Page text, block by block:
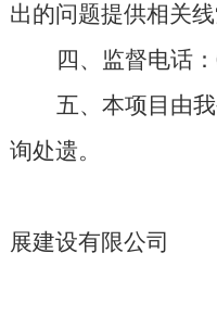
出的问题提供相关
四、监督电话
五、本项目由
询处遗。
展建设有限公司